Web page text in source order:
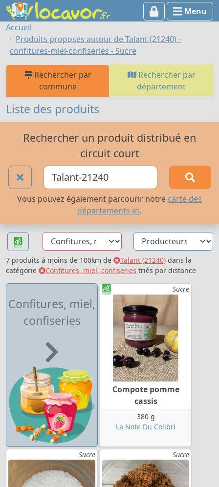
Menu
Accueil
Produits proposés autour de Talant (21240) -
confitures-miel-confiseries - Sucre
Rechercher par
commune
Rechercher par
département
Liste des produits
Rechercher un produit distribué en
circuit court
Vous pouvez également parcourir notre carte des
départements ici.
7 produits à moins de 100km de Talant (21240) dans la
catégorie
Confitures, miel, confiseries triés par distance
Confitures, miel,
confiseries
Sucre
Compote pomme
cassis
380 g
La Note Du Colibri
Sucre Sucre